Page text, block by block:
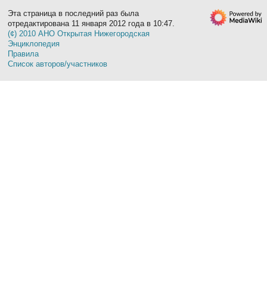
Эта страница в последний раз была
отредактирована 11 января 2012 года в 10:47.
(¢) 2010 АНО Открытая Нижегородская
Энциклопедия
Правила
Список авторов/участников